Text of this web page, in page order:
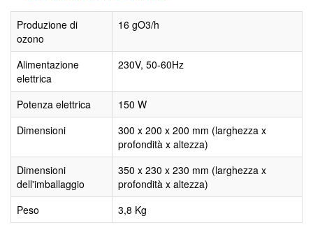
Produzione di
ozono
16 gO3/h
Alimentazione
elettrica
230V, 50-60Hz
Potenza elettrica
150 W
Dimensioni
300 x 200 x 200 mm (larghezza x
profondità x altezza)
Dimensioni
dell'imballaggio
350 x 230 x 230 mm (larghezza x
profondità x altezza)
Peso
3,8 Kg